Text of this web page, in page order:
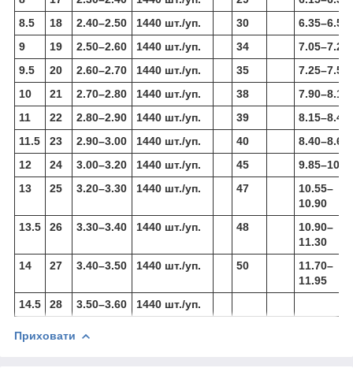
8.5
18 2.40–2.50 1440 шт./уп. 30
6.35–6.50
9
19 2.50–2.60 1440 шт./уп. 34
7.05–7.25
9.5
20 2.60–2.70 1440 шт./уп. 35
7.25–7.50
10
21 2.70–2.80 1440 шт./уп. 38
7.90–8.15
11
22 2.80–2.90 1440 шт./уп. 39
8.15–8.40
11.5
23 2.90–3.00 1440 шт./уп. 40
8.40–8.65
12
24 3.00–3.20 1440 шт./уп. 45
13
25 3.20–3.30 1440 шт./уп. 47
10.55–
10.90
13.5
26 3.30–3.40 1440 шт./уп. 48
10.90–
11.30
14
27 3.40–3.50 1440 шт./уп. 50
11.70–
11.95
14.5
28 3.50–3.60 1440 шт./уп.
Приховати